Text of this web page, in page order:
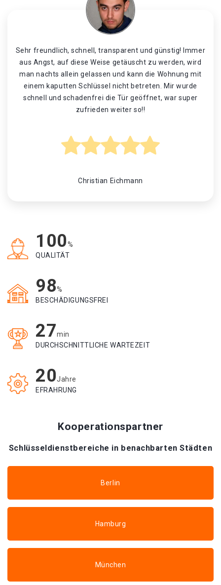
Sehr freundlich, schnell, transparent und günstig! Immer
aus Angst, auf diese Weise getäuscht zu werden, wird
man nachts allein gelassen und kann die Wohnung mit
einem kaputten Schlüssel nicht betreten. Mir wurde
schnell und schadenfrei die Tür geöffnet, war super
zufrieden weiter so!!
Christian Eichmann
100%
QUALITÄT
98%
BESCHÄDIGUNGSFREI
27min
DURCHSCHNITTLICHE WARTEZEIT
20Jahre
EFRAHRUNG
Kooperationspartner
Schlüsseldienstbereiche in benachbarten Städten
Berlin
Hamburg
München